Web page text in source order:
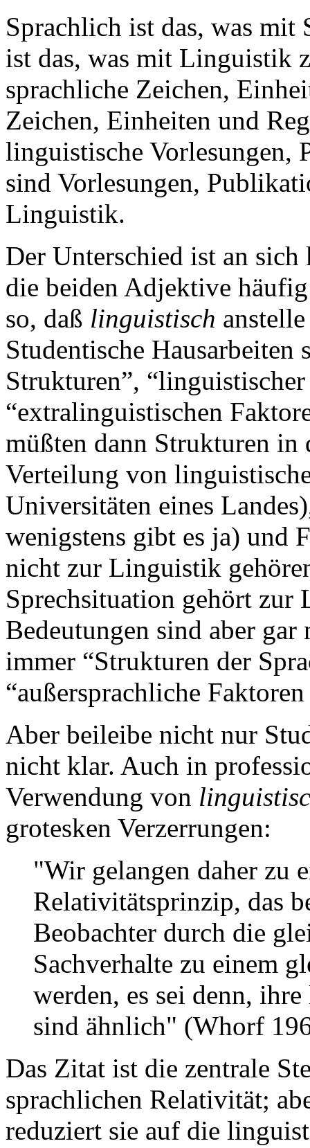
Sprachlich ist das, was mit
ist das, was mit Linguistik
sprachliche Zeichen,
Zeichen, Einheiten und
linguistische Vorlesungen,
sind Vorlesungen,
Linguistik.
Der Unterschied ist an
die beiden Adjektive
so, daß linguistisch
Studentische
Strukturen”,
“extralinguistischen
müßten dann Strukturen
Verteilung von
Universitäten eines
wenigstens gibt es ja) und
nicht zur Linguistik
Sprechsituation gehört
Bedeutungen sind aber
immer “Strukturen der
“außersprachliche
Aber beileibe nicht nur
nicht klar. Auch in
Verwendung von
grotesken Verzerrungen:
"Wir gelangen daher zu
Relativitätsprinzip, das
Beobachter durch die
Sachverhalte zu einem
werden, es sei denn,
sind ähnlich" (Whorf
Das Zitat ist die zentrale
sprachlichen Relativität;
reduziert sie auf die